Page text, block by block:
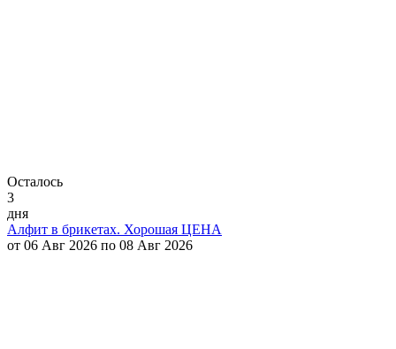
Осталось
3
дня
Алфит в брикетах. Хорошая ЦЕНА
от 06 Авг 2026 по 08 Авг 2026